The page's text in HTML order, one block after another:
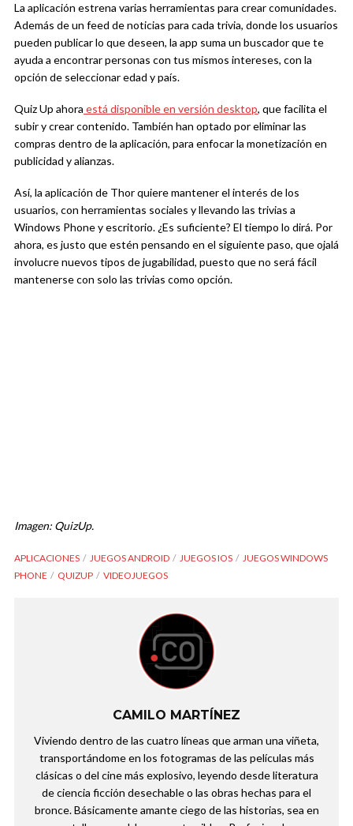
La aplicación estrena varias herramientas para crear comunidades.
Además de un feed de noticias para cada trivia, donde los usuarios
pueden publicar lo que deseen, la app suma un buscador que te
ayuda a encontrar personas con tus mismos intereses, con la
opción de seleccionar edad y país.
Quiz Up ahora está disponible en versión desktop, que facilita el
subir y crear contenido. También han optado por eliminar las
compras dentro de la aplicación, para enfocar la monetización en
publicidad y alianzas.
Así, la aplicación de Thor quiere mantener el interés de los
usuarios, con herramientas sociales y llevando las trivias a
Windows Phone y escritorio. ¿Es suficiente? El tiempo lo dirá. Por
ahora, es justo que estén pensando en el siguiente paso, que ojalá
involucre nuevos tipos de jugabilidad, puesto que no será fácil
mantenerse con solo las trivias como opción.
Imagen: QuizUp.
APLICACIONES JUEGOS ANDROID JUEGOS IOS
JUEGOS WINDOWS
PHONE
QUIZUP VIDEOJUEGOS
CAMILO MARTÍNEZ
Viviendo dentro de las cuatro líneas que arman una viñeta,
transportándome en los fotogramas de las películas más
clásicas o del cine más explosivo, leyendo desde literatura
de ciencia ficción desechable o las obras hechas para el
bronce. Básicamente amante ciego de las historias, sea en